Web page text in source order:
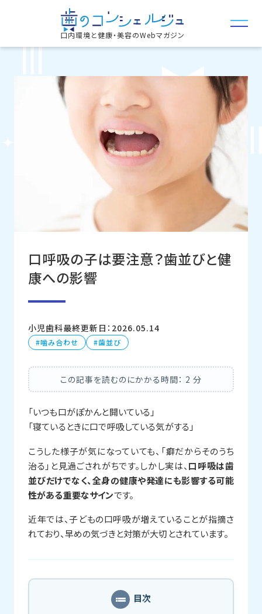
口内環境と健康・美容のWebマガジン
口呼吸の子は要注意？歯並びと健
康への影響
小児歯科最終更新日：2026.05.14
噛み合わせ 歯並び
この記事を読むのにかかる時間： 2 分
「いつも口がぽかんと開いている」
「寝ているときに口で呼吸している気がする」
こうした様子が気になっていても、「癖だからそのうち
治る」と見過ごされがちです。しかし実は、 口呼吸は歯
並びだけでなく、全身の健康や発達にも影響する可能
性がある重要なサインです。
近年では、子どもの口呼吸が増えていることが指摘さ
れており、早めの気づきと対策が大切とされています。
目次